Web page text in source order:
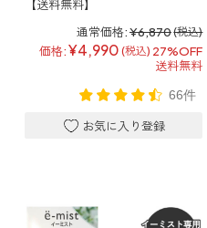
クローゼット
衣類を守り清潔
キッチン・水ま
清潔さを保ち快適
お出かけ・アウ
トイレ用
どこでも
ペパーミン
トイレ用
ボディミスト
アロミックデ
(シトラスミ
ギフト
新商品
セール
【送料無料】
通常価格:¥6,870(税込)
価格:¥4,990 (税込) 27%OFF
送料無料
66件